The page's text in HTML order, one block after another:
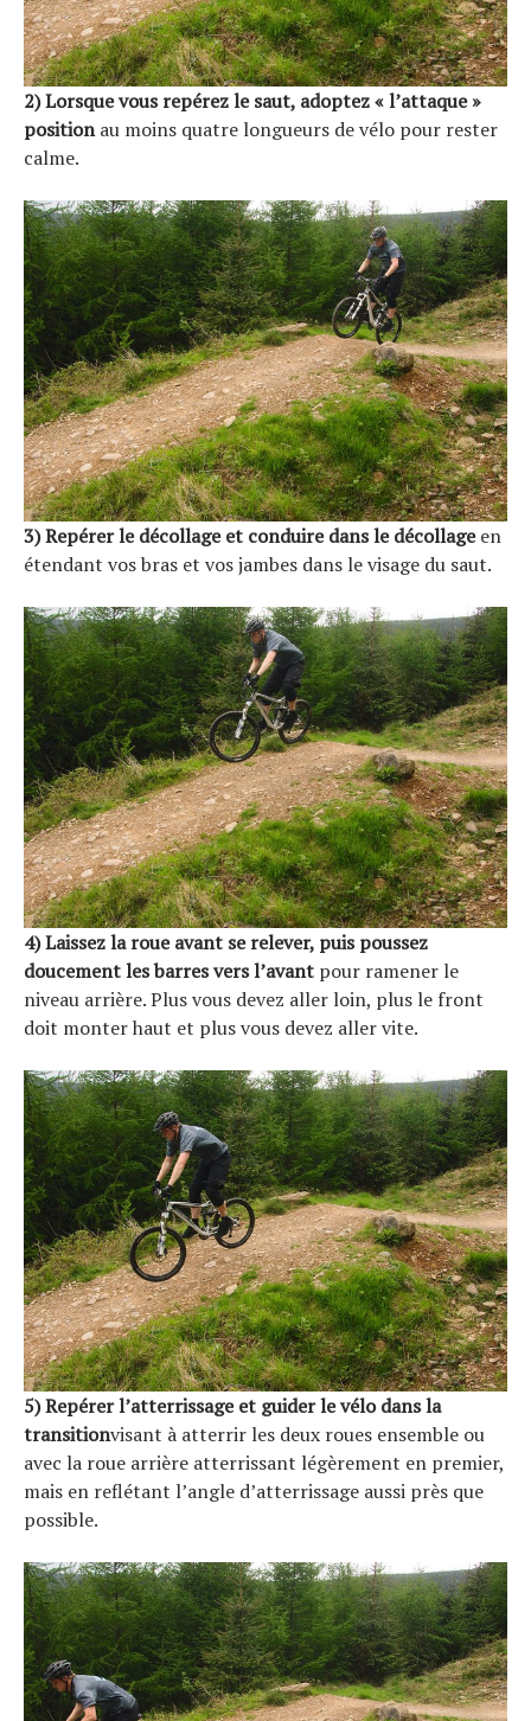
2) Lorsque vous repérez le saut, adoptez « l’attaque »
positionau moins quatre longueurs de vélo pour rester
calme.
3) Repérer le décollage et conduire dans le décollageen
étendant vos bras et vos jambes dans le visage du saut.
4) Laissez la roue avant se relever, puis poussez
doucement les barres vers l’avant pour ramener le
niveau arrière. Plus vous devez aller loin, plus le front
doit monter haut et plus vous devez aller vite.
5) Repérer l’atterrissage et guider le vélo dans la
transitionvisant à atterrir les deux roues ensemble ou
avec la roue arrière atterrissant légèrement en premier,
mais en reflétant l’angle d’atterrissage aussi près que
possible.
S
e
a
r
c
h
f
o
r
: